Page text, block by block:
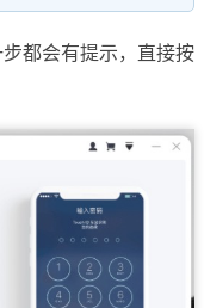
都会有提示，直接按